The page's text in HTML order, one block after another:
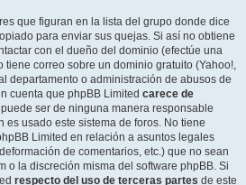
que figuran en la lista del grupo donde dice
para enviar sus quejas. Si así no obtiene
con el dueño del dominio (efectúe una
tiene correo sobre un dominio gratuito (Yahoo!,
departamento o administración de abusos de
cuenta que phpBB Limited carece de
ser de ninguna manera responsable
es usado este sistema de foros. No tiene
Limited en relación a asuntos legales
de comentarios, etc.) que no sean
o la discreción misma del software phpBB. Si
respecto del uso de terceras partes de este